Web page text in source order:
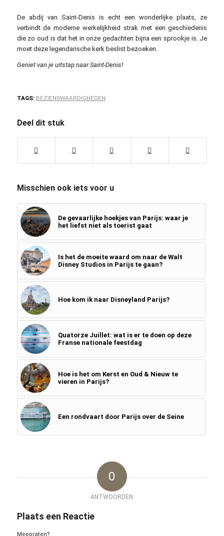
De abdij van Saint-Denis is echt een wonderlijke plaats, ze
verbindt de moderne werkelijkheid strak met een geschiedenis
die zo oud is dat het in onze gedachten bijna een sprookje is. Je
moet deze legendarische kerk beslist bezoeken.
Geniet van je uitstap naar Saint-Denis!
TAGS: BEZIENSWAARDIGHEDEN
Deel dit stuk
Misschien ook iets voor u
De gevaarlijke hoekjes van Parijs: waar je
het liefst niet als toerist gaat
Is het de moeite waard om naar de Walt
Disney Studios in Parijs te gaan?
Hoe kom ik naar Disneyland Parijs?
Quatorze Juillet: wat is er te doen op deze
Franse nationale feestdag
Hoe is het om Kerst en Oud & Nieuw te
vieren in Parijs?
Een rondvaart door Parijs over de Seine
0
ANTWOORDEN
Plaats een Reactie
Meepraten?